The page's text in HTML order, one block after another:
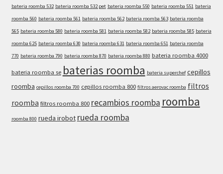
bateria roomba 532 bateria roomba 532 pet bateria roomba 550 bateria roomba 551 bateria
roomba 560 bateria roomba 561 bateria roomba 562 bateria roomba 563 bateria roomba
565 bateria roomba 580 bateria roomba 581 bateria roomba 582 bateria roomba 585 bateria
roomba 625 bateria roomba 630 bateria roomba 631 bateria roomba 651 bateria roomba
770 bateria roomba 790 bateria roomba 870 bateria roomba 880 bateria roomba 4000
bateria roomba se baterias roomba bateria superchef cepillos
roomba cepillos roomba 700 cepillos roomba 800 filtros aerovac roomba filtros
roomba filtros roomba 800 recambios roomba roomba
roomba 800 rueda irobot rueda roomba